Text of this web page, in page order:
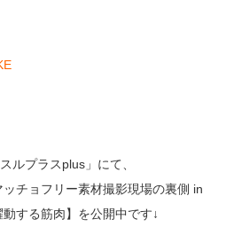
ルプラスplus」にて、
ッチョフリー素材撮影現場の裏側 in
する筋肉】を公開中です↓